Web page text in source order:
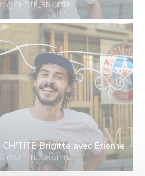
© @CHTITE_BRIGITTE
Brigitte avec Étienne
© @CHTITE_BRIGITTE